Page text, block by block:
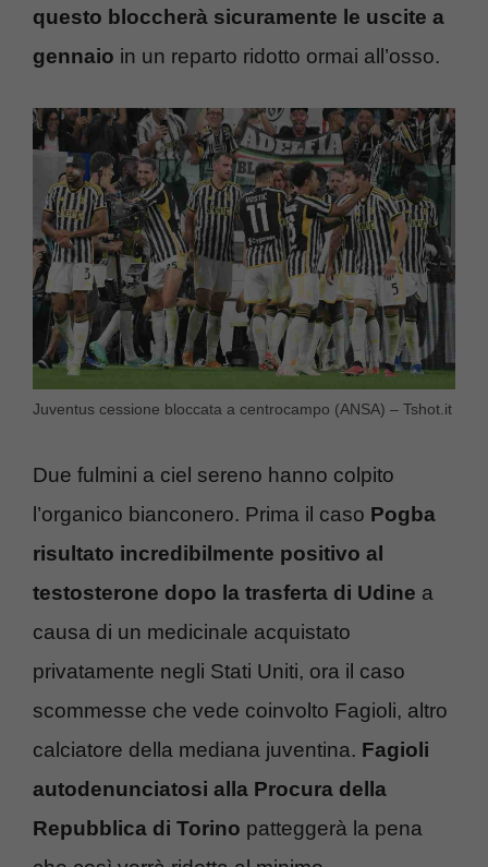
questo bloccherà sicuramente le uscite a
gennaio in un reparto ridotto ormai all’osso.
Juventus cessione bloccata a centrocampo (ANSA) – Tshot.it
Due fulmini a ciel sereno hanno colpito
l’organico bianconero. Prima il caso Pogba
risultato incredibilmente positivo al
testosterone dopo la trasferta di Udine a
causa di un medicinale acquistato
privatamente negli Stati Uniti, ora il caso
scommesse che vede coinvolto Fagioli, altro
calciatore della mediana juventina. Fagioli
autodenunciatosi alla Procura della
Repubblica di Torino patteggerà la pena